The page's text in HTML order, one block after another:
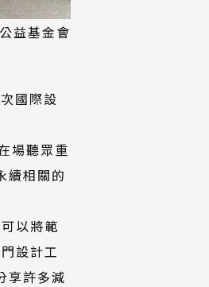
益基金會
國際設
場聽眾重
續相關的
以將範
設計工
享許多減